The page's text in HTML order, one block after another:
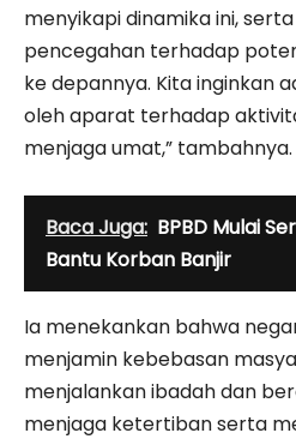
menyikapi dinamika ini,
pencegahan terhadap
ke depannya. Kita inginkan
oleh aparat terhadap
menjaga umat,” tambahnya.
Baca Juga: BPBD Mulai
Bantu Korban Banjir
Ia menekankan bahwa
menjamin kebebasan
menjalankan ibadah dan
menjaga ketertiban serta